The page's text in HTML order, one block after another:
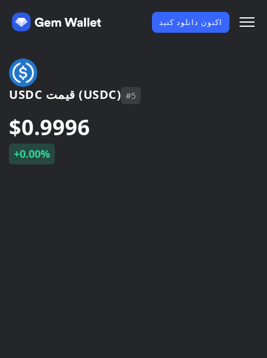
اکنون دانلود کنید
USDC قیمت (USDC) #5
$0.9996
+0.00%